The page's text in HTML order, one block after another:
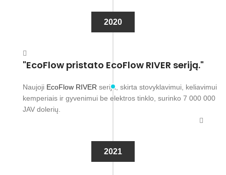
2020
"EcoFlow pristato EcoFlow RIVER seriją."
Naujoji EcoFlow RIVER serija, skirta stovyklavimui, keliavimui
kemperiais ir gyvenimui be elektros tinklo, surinko 7 000 000
JAV dolerių.
2021